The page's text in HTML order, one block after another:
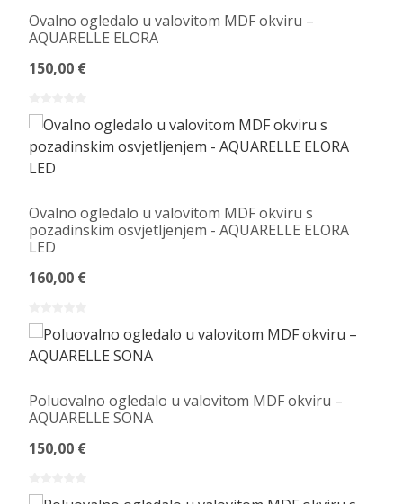
Ovalno ogledalo u valovitom MDF okviru –
AQUARELLE ELORA
150,00 €
Ovalno ogledalo u valovitom MDF okviru s
pozadinskim osvjetljenjem - AQUARELLE ELORA
LED
160,00 €
Poluovalno ogledalo u valovitom MDF okviru –
AQUARELLE SONA
150,00 €